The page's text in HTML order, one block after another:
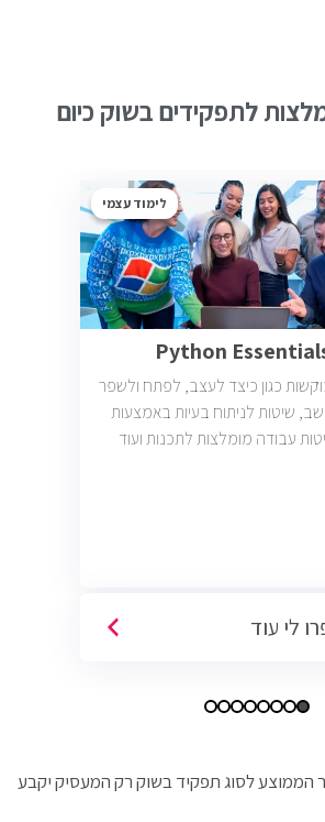
לתפקידים בשוק כיום
לימוד עצמי
Python
כגון כיצד לעצב, לפתח ולשפר
שיטות לניתוח בעיות באמצעות
עבודה מומלצות לתכנות ועוד
לי עוד
הממוצע לסוג תפקיד בשוק רק המעסיק יקבע